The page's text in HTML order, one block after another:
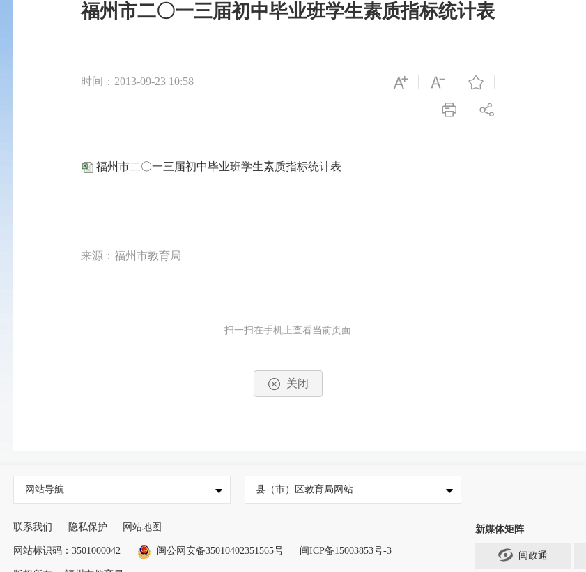
福州市二〇一三届初中毕业班学生素质指标统计表
时间：2013-09-23 10:58
福州市二〇一三届初中毕业班学生素质指标统计表
来源：福州市教育局
扫一扫在手机上查看当前页面
关闭
网站导航 县（市）区教育局网站
联系我们 隐私保护 网站地图
网站标识码：3501000042 闽公网安备35010402351565号 闽ICP备15003853号-3
新媒体矩阵
闽政通